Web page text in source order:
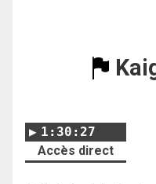
1:30:27
Accès direct